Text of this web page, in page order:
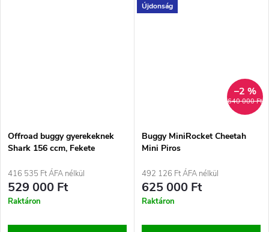
Offroad buggy gyerekeknek
Shark 156 ccm, Fekete
416 535 Ft ÁFA nélkül
529 000 Ft
Raktáron
Újdonság
640 000 Ft
–2 %
Buggy MiniRocket Cheetah
Mini Piros
492 126 Ft ÁFA nélkül
625 000 Ft
Raktáron